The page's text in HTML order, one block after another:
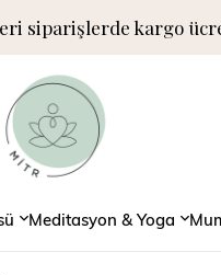
siparişlerde kargo
Meditasyon & Yoga